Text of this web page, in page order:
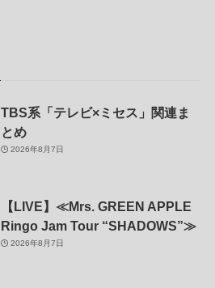
TBS系「テレビ×ミセス」関連ま
とめ
2026年8月7日
【LIVE】≪Mrs. GREEN APPLE
Ringo Jam Tour “SHADOWS”≫
2026年8月7日